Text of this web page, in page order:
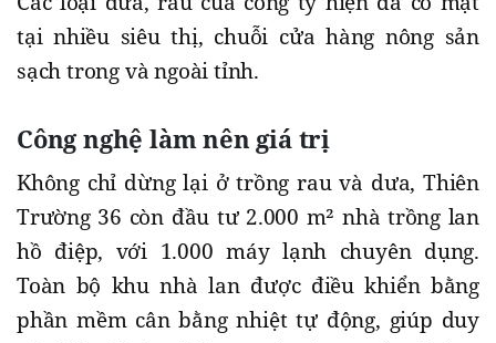
tại nhiều siêu thị, chuỗi cửa hàng nông sản
sạch trong và ngoài tỉnh.
Công nghệ làm nên giá trị
Không chỉ dừng lại ở trồng rau và dưa, Thiên
Trường 36 còn đầu tư 2.000 m² nhà trồng lan
hồ điệp, với 1.000 máy lạnh chuyên dụng.
Toàn bộ khu nhà lan được điều khiển bằng
phần mềm cân bằng nhiệt tự động, giúp duy